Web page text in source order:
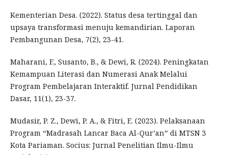
Kementerian Desa. (2022). Status desa tertinggal dan
upsaya transformasi menuju kemandirian. Laporan
Pembangunan Desa, 7(2), 23-41.
Maharani, F., Susanto, B., & Dewi, R. (2024). Peningkatan
Kemampuan Literasi dan Numerasi Anak Melalui
Program Pembelajaran Interaktif. Jurnal Pendidikan
Dasar, 11(1), 23-37.
Mudasir, P. Z., Dewi, P. A., & Fitri, E. (2023). Pelaksanaan
Program “Madrasah Lancar Baca Al-Qur’an” di MTSN 3
Kota Pariaman. Socius: Jurnal Penelitian Ilmu-Ilmu